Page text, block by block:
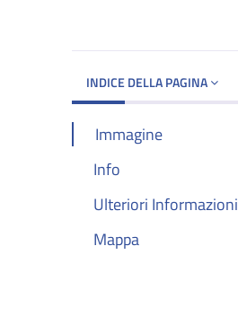
INDICE DELLA PAGINA
Immagine
Info
Ulteriori Informazioni
Mappa